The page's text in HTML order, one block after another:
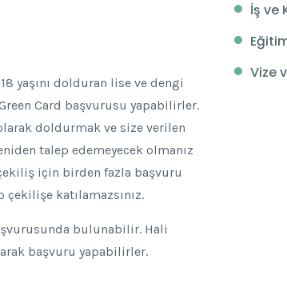
yaşını dolduran lise ve dengi
Card başvurusu yapabilirler.
doldurmak ve size verilen
talep edemeyecek olmanız
için birden fazla başvuru
katılamazsınız.
bulunabilir. Hali
başvuru yapabilirler.
İş ve
Vize